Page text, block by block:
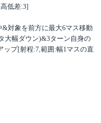
低差:3]
対象を前方に最大6マス移動
大幅ダウン)&3ターン自身の
ップ[射程:7,範囲:幅1マスの直